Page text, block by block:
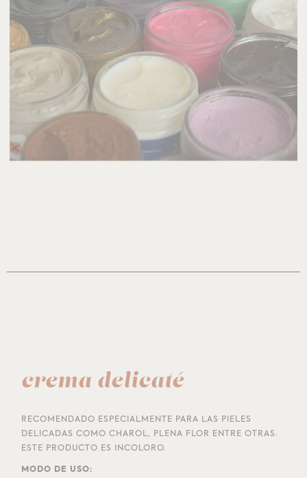
crema delicaté
RECOMENDADO ESPECIALMENTE PARA LAS PIELES
DELICADAS COMO CHAROL, PLENA FLOR ENTRE OTRAS.
ESTE PRODUCTO ES INCOLORO.
MODO DE USO: